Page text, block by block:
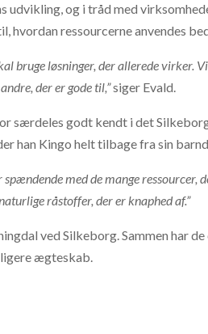
og i tråd med
hvordan ressourcerne anvendes
bruge løsninger, der allerede virker.
der er gode til,”siger Evald.
særdeles godt kendt i det
han Kingo helt tilbage fra sin
spændende med de mange ressourcer,
råstoffer, der er knaphed af.”
ved Silkeborg. Sammen har de
ægteskab.